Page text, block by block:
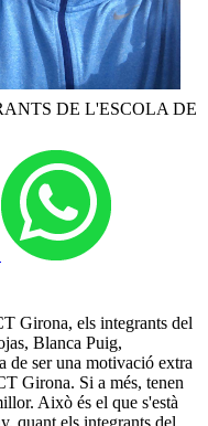
DE L'ESCOLA DE
Girona, els integrants del
Blanca Puig,
ser una motivació extra
Girona. Si a més, tenen
Això és el que s'està
quant els integrants del